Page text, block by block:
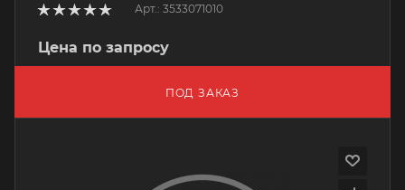
Арт.: 3533071010
Цена по запросу
ПОД ЗАКАЗ